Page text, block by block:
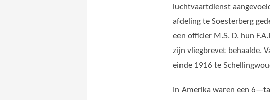
luchtvaartdienst
afdeling te Soesterberg
een officier M.S. D. hun
zijn vliegbrevet behaalde.
einde 1916 te
In Amerika waren een